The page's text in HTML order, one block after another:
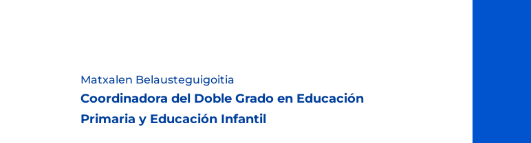
Matxalen Belausteguigoitia
Coordinadora del Doble Grado en Educación
Primaria y Educación Infantil